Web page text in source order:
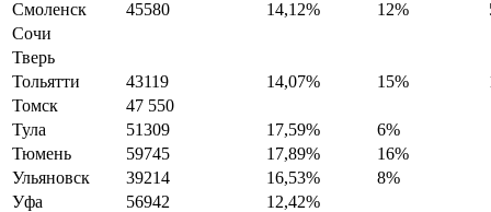
Смоленск 45580 14,12% 12%
Сочи
Тверь
Тольятти
43119 14,07% 15%
Томск
47 550
Тула
51309 17,59%
6%
Тюмень
59745 17,89%
16%
Ульяновск
39214 16,53%
8%
Уфа
56942
12,42%